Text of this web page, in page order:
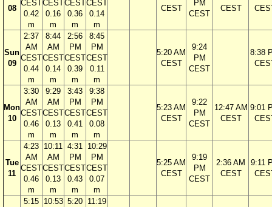
08
CEST
0.42
m
CEST
0.16
m
CEST
0.36
m
CEST
0.14
m
CEST
PM
CEST
CEST
Sun
09
2:37
AM
CEST
0.44
m
8:44
AM
CEST
0.14
m
2:56
PM
CEST
0.39
m
8:45
PM
CEST
0.11
m
5:20 AM
CEST
9:24
PM
CEST
8:38
Mon
10
3:30
AM
CEST
0.46
m
9:29
AM
CEST
0.13
m
3:43
PM
CEST
0.41
m
9:38
PM
CEST
0.08
m
5:23 AM
CEST
9:22
PM
CEST
12:47 AM
CEST
9:01
Tue
11
4:23
AM
CEST
0.46
m
10:11
AM
CEST
0.13
m
4:31
PM
CEST
0.43
m
10:29
PM
CEST
0.07
m
5:25 AM
CEST
9:19
PM
CEST
2:36 AM
CEST
9:11
5:15 10:53 5:20 11:19